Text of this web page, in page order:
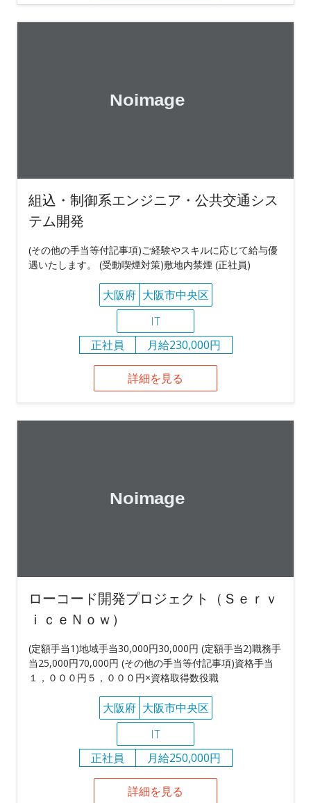
組込・制御系エンジニア・公共交通シス
テム開発
(その他の手当等付記事項)ご経験やスキルに応じて給与優
遇いたします。 (受動喫煙対策)敷地内禁煙 (正社員)
大阪府 大阪市中央区
IT
正社員
月給230,000円
詳細を見る
ローコード開発プロジェクト（Ｓｅｒｖ
ｉｃｅＮｏｗ）
(定額手当1)地域手当30,000円30,000円 (定額手当2)職務手
当25,000円70,000円 (その他の手当等付記事項)資格手当
１，０００円５，０００円×資格取得数役職
大阪府 大阪市中央区
IT
正社員
月給250,000円
詳細を見る